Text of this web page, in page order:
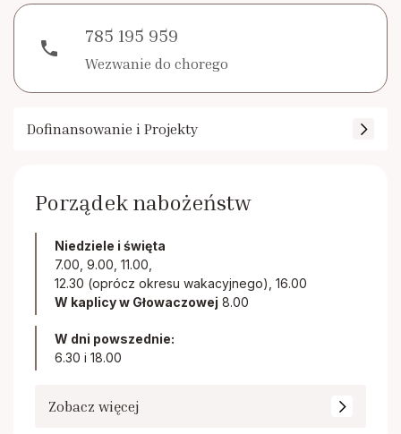
phone
785 195 959
Wezwanie do chorego
Dofinansowanie i Projekty
Porządek nabożeństw
Niedziele i święta
7.00, 9.00, 11.00,
12.30 (oprócz okresu wakacyjnego), 16.00
W kaplicy w Głowaczowej 8.00
W dni powszednie:
6.30 i 18.00
Zobacz więcej